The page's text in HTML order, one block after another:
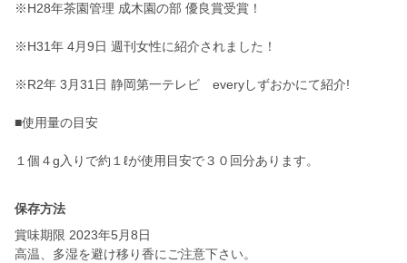
※H28年茶園管理 成木園の部 優良賞受賞！
※H31年 4月9日 週刊女性に紹介されました！
※R2年 3月31日 静岡第一テレビ everyしずおかにて紹介!
■使用量の目安
１個４g入りで約１ℓが使用目安で３０回分あります。
保存方法
賞味期限 2023年5月8日
高温、多湿を避け移り香にご注意下さい。